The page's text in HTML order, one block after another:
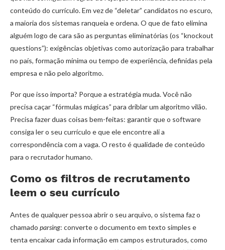
conteúdo do currículo. Em vez de “deletar” candidatos no escuro,
a maioria dos sistemas ranqueia e ordena. O que de fato elimina
alguém logo de cara são as perguntas eliminatórias (os “knockout
questions”): exigências objetivas como autorização para trabalhar
no país, formação mínima ou tempo de experiência, definidas pela
empresa e não pelo algoritmo.
Por que isso importa? Porque a estratégia muda. Você não
precisa caçar “fórmulas mágicas” para driblar um algoritmo vilão.
Precisa fazer duas coisas bem-feitas: garantir que o software
consiga ler o seu currículo e que ele encontre ali a
correspondência com a vaga. O resto é qualidade de conteúdo
para o recrutador humano.
Como os filtros de recrutamento
leem o seu currículo
Antes de qualquer pessoa abrir o seu arquivo, o sistema faz o
chamado parsing: converte o documento em texto simples e
tenta encaixar cada informação em campos estruturados, como